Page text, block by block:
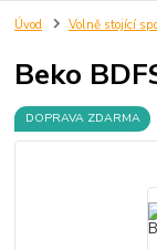
Úvod Volně stojící
Beko
DOPRAVA ZDARMA